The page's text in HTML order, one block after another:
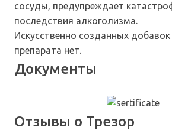
сосуды, предупреждает
последствия алкоголизма.
Искусственно созданных добавок
препарата нет.
Документы
Отзывы о Трезор